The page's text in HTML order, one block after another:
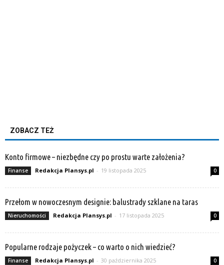
ZOBACZ TEŻ
Konto firmowe – niezbędne czy po prostu warte założenia?
Finanse Redakcja Plansys.pl - 19 listopada 2025 0
Przełom w nowoczesnym designie: balustrady szklane na taras
Nieruchomości Redakcja Plansys.pl - 17 listopada 2025 0
Popularne rodzaje pożyczek – co warto o nich wiedzieć?
Finanse Redakcja Plansys.pl - 30 października 2025 0